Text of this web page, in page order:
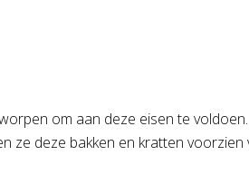
om aan deze eisen te
ze deze bakken en kratten voorzien